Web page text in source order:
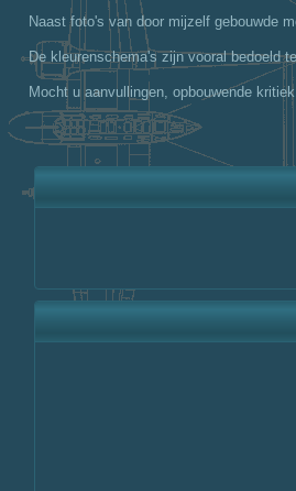
Naast foto's van door mijzelf gebouwde
De kleurenschema's zijn vooral bedoeld
Mocht u aanvullingen, opbouwende